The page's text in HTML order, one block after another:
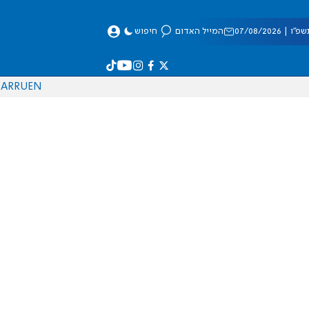
08/2026 המייל האדום חיפוש
EN
RU
AR